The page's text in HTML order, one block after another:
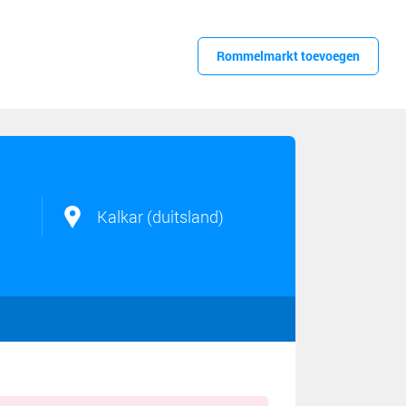
Rommelmarkt toevoegen
Kalkar (duitsland)